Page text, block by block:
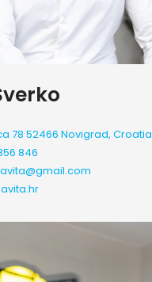
78 52466 Novigrad, Croatia
846